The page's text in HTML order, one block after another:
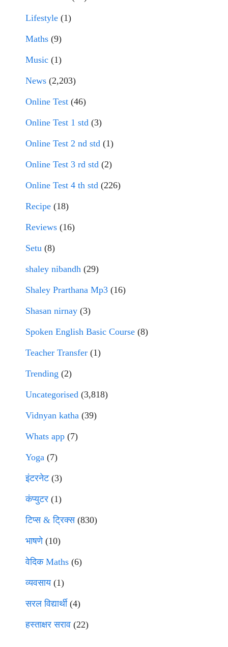
Lifestyle (1)
Maths (9)
Music (1)
News (2,203)
Online Test (46)
Online Test 1 std (3)
Online Test 2 nd std (1)
Online Test 3 rd std (2)
Online Test 4 th std (226)
Recipe (18)
Reviews (16)
Setu (8)
shaley nibandh (29)
Shaley Prarthana Mp3 (16)
Shasan nirnay (3)
Spoken English Basic Course (8)
Teacher Transfer (1)
Trending (2)
Uncategorised (3,818)
Vidnyan katha (39)
Whats app (7)
Yoga (7)
इंटरनेट(3)
कंप्युटर (1)
टिप्स & ट्रिक्स(830)
भाषणे(10)
वेदिक Maths (6)
व्यवसाय(1)
सरल विद्यार्थी(4)
हस्ताक्षर सराव (22)